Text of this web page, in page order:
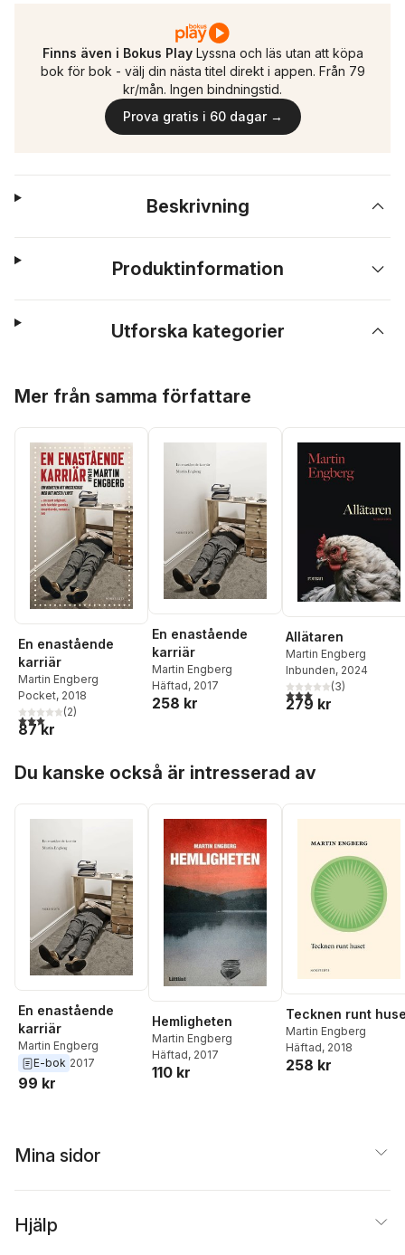
Finns även i Bokus Play Lyssna och läs utan att köpa
bok för bok - välj din nästa titel direkt i appen. Från 79
kr/mån. Ingen bindningstid.
Prova gratis i 60 dagar →
Beskrivning
Produktinformation
Utforska kategorier
Mer från samma författare
En enastående
karriär
Martin Engberg
Pocket, 2018
3,0utav 5 stjärnor. Totalt antal röster:
(2)
87 kr
En enastående
karriär
Martin Engberg
Häftad, 2017
258 kr
Allätaren
Martin Engberg
Inbunden, 2024
3,0utav 5 stjärnor.
(3)
279 kr
Du kanske också är intresserad av
En enastående
karriär
Martin Engberg
E-bok 2017
99 kr
Hemligheten
Martin Engberg
Häftad, 2017
110 kr
Tecknen runt
Martin Engberg
Häftad, 2018
258 kr
Mina sidor
Hjälp